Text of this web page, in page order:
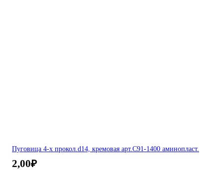
Пуговица 4-х прокол.d14, кремовая арт.С91-1400 аминопласт.
2,00₽